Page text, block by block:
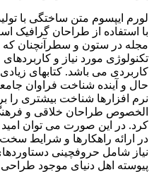
لورم ایپسوم متن ساختگی با
با استفاده از طراحان گرافیک
مجله در ستون و سطرآنچنان
تکنولوژی مورد نیاز و
کاربردی می باشد. کتابهای
حال و آینده شناخت فراوان
نرم افزارها شناخت بیشتری را
الخصوص طراحان خلاقی و
کرد. در این صورت می توان
در ارائه راهکارها و شرایط
نیاز شامل حروفچینی
پیوسته اهل دنیای موجود